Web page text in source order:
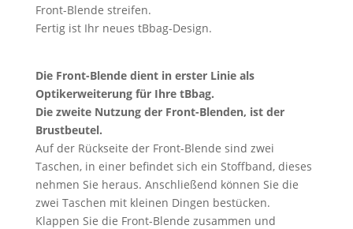
Front-Blende streifen.
Fertig ist Ihr neues tBbag-Design.
Die Front-Blende dient in erster Linie als
Optikerweiterung für Ihre tBbag.
Die zweite Nutzung der Front-Blenden, ist der
Brustbeutel.
Auf der Rückseite der Front-Blende sind zwei
Taschen, in einer befindet sich ein Stoffband, dieses
nehmen Sie heraus. Anschließend können Sie die
zwei Taschen mit kleinen Dingen bestücken.
Klappen Sie die Front-Blende zusammen und